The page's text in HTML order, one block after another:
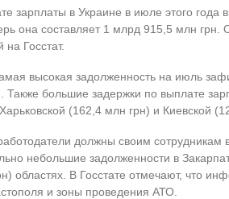
зарплаты в Украине в июле этого года
она составляет 1 млрд 915,5 млн грн.
Госстат.
высокая задолженность на июль
Также большие задержки по выплате
(162,4 млн грн) и Киевской
должны своим сотрудникам
небольшие задолженности в
областях. В Госстате отмечают, что
и зоны проведения АТО.